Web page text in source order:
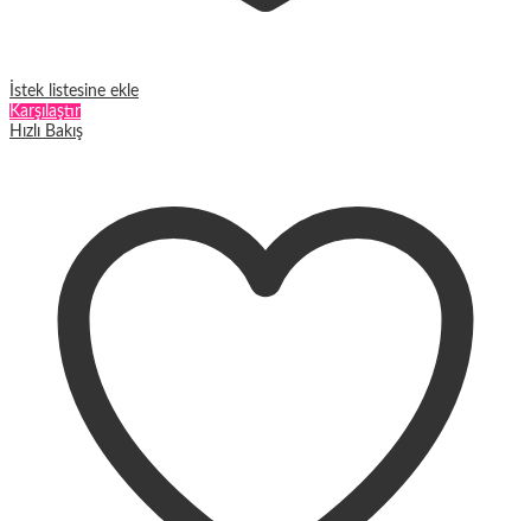
İstek listesine ekle
Karşılaştır
Hızlı Bakış